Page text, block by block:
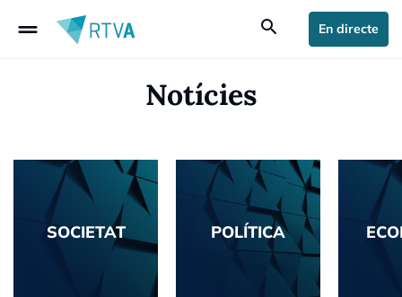
drag_handle search En directe
Notícies
SOCIETAT POLÍTICA